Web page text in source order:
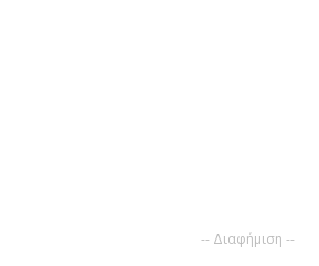
-- Διαφήμιση --